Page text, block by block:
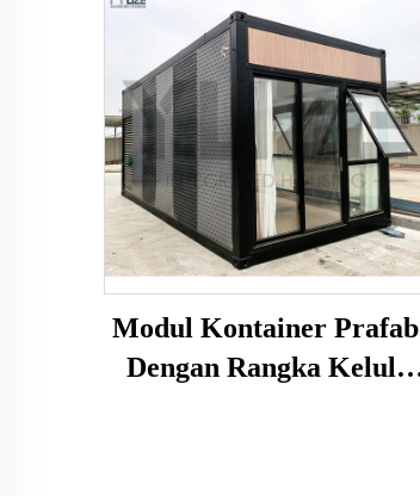
Modul Kontainer Prafab
Dengan Rangka Keluli